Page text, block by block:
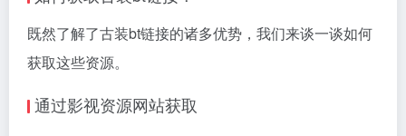
既然了解了古装bt链接的诸多优势，我们来谈一谈如何
获取这些资源。
通过影视资源网站获取